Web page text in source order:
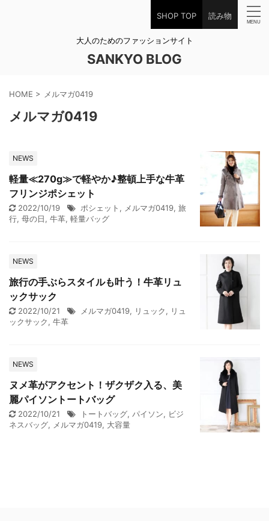
SHOP TOP 読み物
大人のためのファッションサイト
SANKYO BLOG
HOME > メルマガ0419
メルマガ0419
NEWS
軽量≪270g≫で軽やか♪整頓上手な牛革
フリンジポシェット
2022/10/19 ポシェット , メルマガ0419, 旅
行, 母の日, 牛革, 軽量バッグ
NEWS
旅行の手ぶらスタイルも叶う！牛革リュ
ックサック
2022/10/21 メルマガ0419, リュック, リュ
ックサック, 牛革
NEWS
ヌメ革がアクセント！ザクザク入る、美
麗パイソントートバッグ
2022/10/21 トートバッグ, パイソン, ビジ
ネスバッグ, メルマガ0419, 大容量